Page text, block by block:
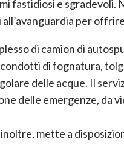
fastidiosi e sgradevoli.
all’avanguardia per
di camion di
di fognatura,
delle acque. Il
delle emergenze, da
mette a